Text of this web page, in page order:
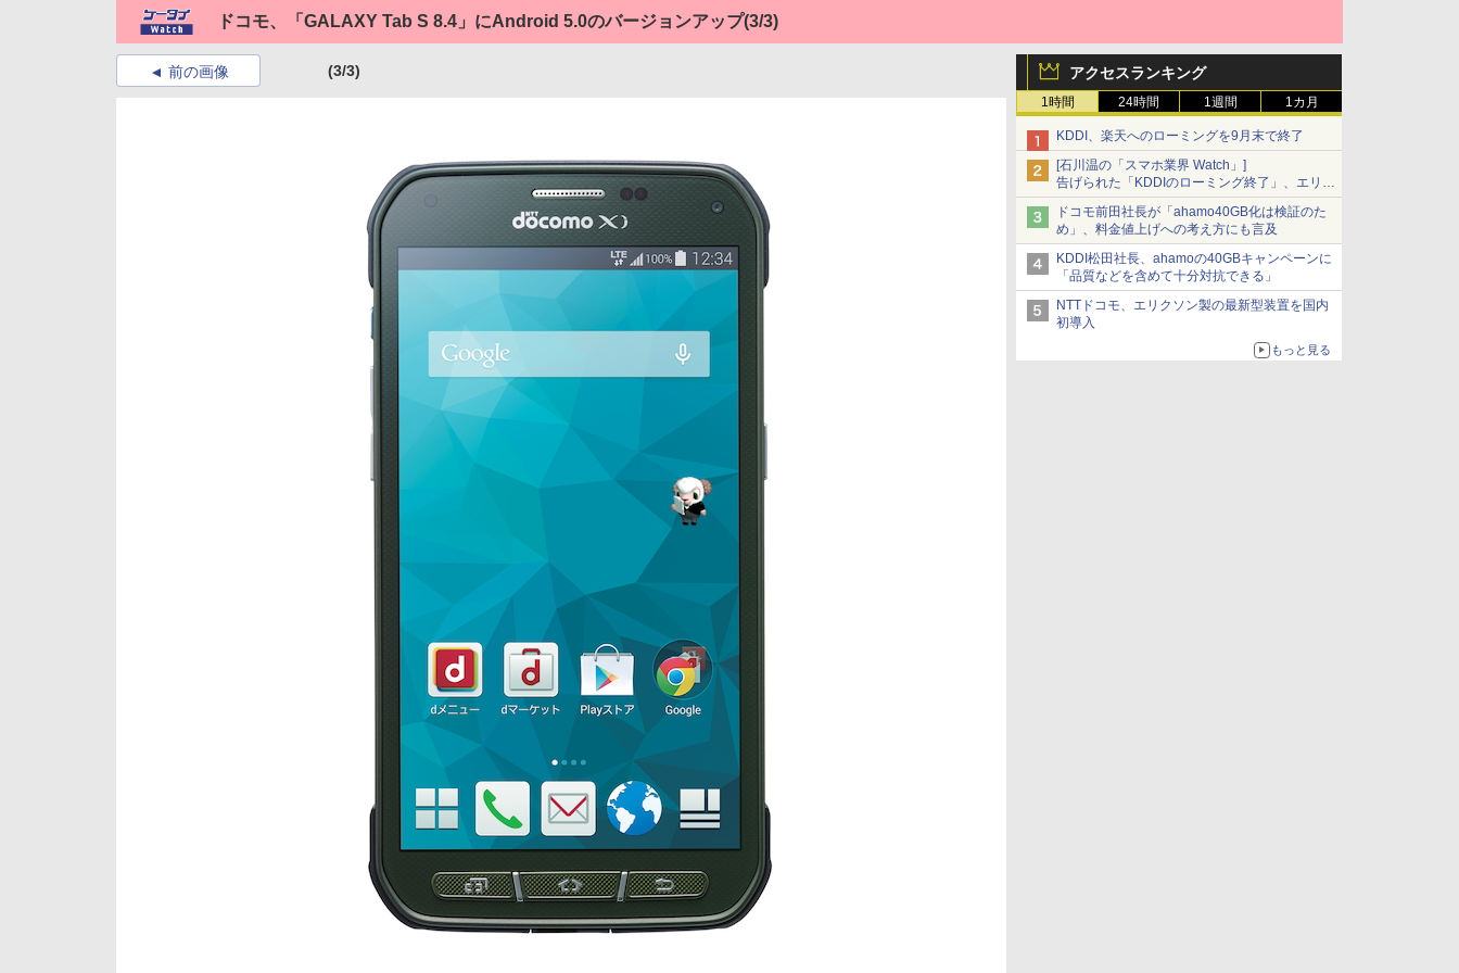
ドコモ、「GALAXY Tab S 8.4」にAndroid 5.0のバージョンアップ(3/3)
アクセスランキング
1時間 24時間 1週間 1カ月
KDDI、楽天へのローミングを9月末で終了
[石川温の「スマホ業界 Watch」]
告げられた「KDDIのローミング終了」、エリア
マップの落とし穴と楽天モバイルの課題
ドコモ前田社長が「ahamo40GB化は検証のた
め」、料金値上げへの考え方にも言及
KDDI松田社長、ahamoの40GBキャンペーンに
「品質などを含めて十分対抗できる」
NTTドコモ、エリクソン製の最新型装置を国内
初導入
もっと見る
前の画像 (3/3)